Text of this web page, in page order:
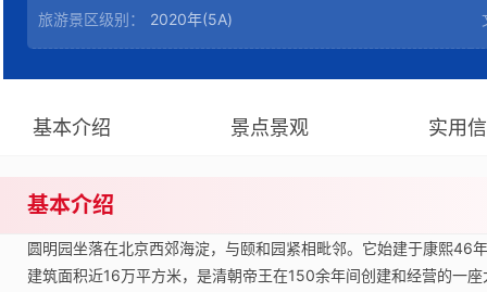
旅游景区级别： 2020年(5A)
基本介绍 景点景观 实用
基本介绍
圆明园坐落在北京西郊海淀，与颐和园紧相毗邻。它始建于康熙
建筑面积近16万平方米，是清朝帝王在150余年间创建和经营的一